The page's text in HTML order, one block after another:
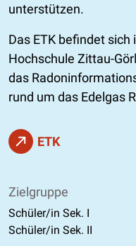
unterstützen.
Das ETK befindet sich
Hochschule Zittau-
das
rund um das Edelgas
ETK
Zielgruppe
Schüler/in Sek. I
Schüler/in Sek. II